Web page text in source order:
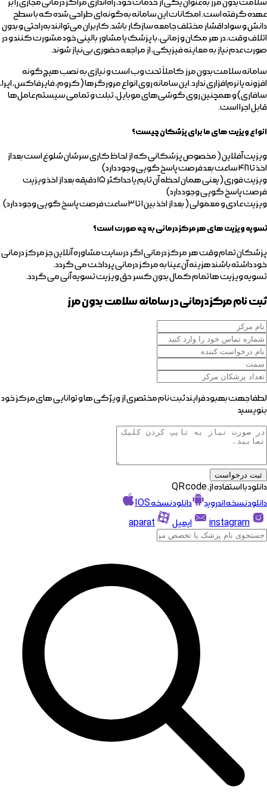
عهده گرفته است. امکانات این سامانه به‌گونه‌ای طراحی شده که با سطح
دانش و سواد اقشار مختلف جامعه سازگار باشد. کاربران می‌توانند به‌راحتی و بدون
اتلاف وقت، در هر مکان و زمانی، با پزشک یا مشاور بالینی خود مشورت کنند و در
صورت عدم نیاز به معاینه فیزیکی، از مراجعه حضوری بی‌نیاز شوند.
سامانه سلامت بدون مرز کاملاً تحت وب است و نیازی به نصب هیچ‌گونه
افزونه یا نرم‌افزاری ندارد. این سامانه روی انواع مرورگرها (کروم، فایرفاکس، اپرا،
سافاری) و همچنین روی گوشی‌های موبایل، تبلت و تمامی سیستم عامل‌ها
قابل اجرا است.
انواع ویزیت های ما برای پزشکان چیست؟
ویزیت آفلاین ( مخصوص پزشکانی که از لحاظ کاری سرشان شلوغ است بعد از
اخذ تا ۴۸ ساعت بعد فرصت پاسخ گویی وجود دارد)
ویزیت فوری (یعنی همان لحظه آن تایم یا حداکثر ۱۵ دقیقه بعد از اخذ ویزیت
فرصت پاسخ گویی وجود دارد)
ویزیت عادی و معمولی ( بعد از اخذ بین ۱ تا ۳ ساعت فرصت پاسخ گویی وجود دارد)
تسویه ویزیت های هر مرکز درمانی به چه صورت است؟
پزشکان تمام وقت هر مرکز درمانی اگر درسایت مشاوره آنلاین جز مرکز درمانی
خود داشته باشند هزینه آن عینا به مرکز درمانی پرداخت می گردد.
تسویه ویزیت ها تمام کمال بدون کسر حق ویزیت تسویه آنی می گردد.
ثبت نام مرکز درمانی در سامانه سلامت بدون مرز
لطفا جهت بهبود فرایند ثبت نام مختصری از ویژگی ها و توانایی های مرکز خود
بنویسید
ثبت درخواست
دانلود با استفاده از. QR code
دانلود نسخه اندروید
دانلود نسخه IOS
instagram
ایمیل aparat